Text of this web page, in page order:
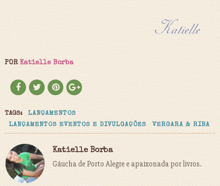
PORKatielle Borba
TAGS:
LANÇAMENTOS
LANÇAMENTOS EVENTOS E DIVULGAÇÕES
VERGARA & RIBA
Katielle Borba
Gáucha de Porto Alegre e apaixonada por livros.